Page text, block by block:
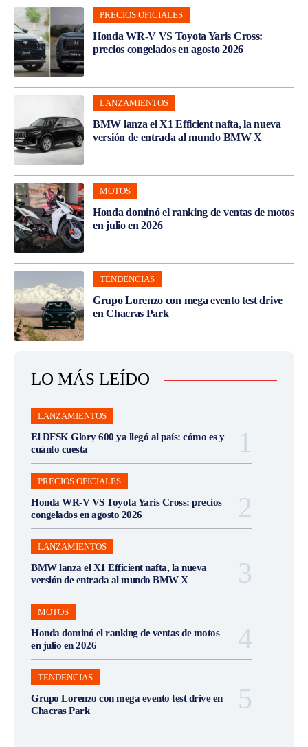
PRECIOS OFICIALES
Honda WR-V VS Toyota Yaris Cross:
precios congelados en agosto 2026
LANZAMIENTOS
BMW lanza el X1 Efficient nafta, la nueva
versión de entrada al mundo BMW X
MOTOS
Honda dominó el ranking de ventas de motos
en julio en 2026
TENDENCIAS
Grupo Lorenzo con mega evento test drive
en Chacras Park
LO MÁS LEÍDO
LANZAMIENTOS
El DFSK Glory 600 ya llegó al país: cómo es y
cuánto cuesta
PRECIOS OFICIALES
Honda WR-V VS Toyota Yaris Cross: precios
congelados en agosto 2026
LANZAMIENTOS
BMW lanza el X1 Efficient nafta, la nueva
versión de entrada al mundo BMW X
MOTOS
Honda dominó el ranking de ventas de motos
en julio en 2026
TENDENCIAS
Grupo Lorenzo con mega evento test drive en
Chacras Park